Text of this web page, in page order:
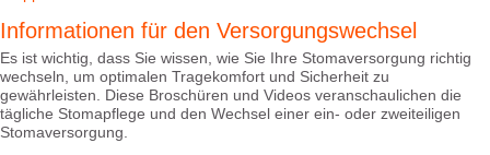
Informationen für den Versorgungswechsel
Es ist wichtig, dass Sie wissen, wie Sie Ihre Stomaversorgung richtig
wechseln, um optimalen Tragekomfort und Sicherheit zu
gewährleisten. Diese Broschüren und Videos veranschaulichen die
tägliche Stomapflege und den Wechsel einer ein- oder zweiteiligen
Stomaversorgung.